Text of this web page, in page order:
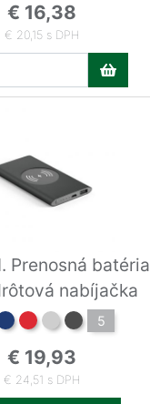
€ 16,38
€ 20,15 s DPH
Prenosná batéria
nabíjačka
5
€ 19,93
€ 24,51 s DPH